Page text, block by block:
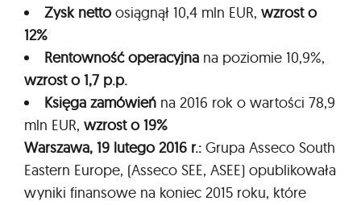
Zysk netto osiągnął 10,4 mln EUR, wzrost o
12%
Rentowność operacyjna na poziomie 10,9%,
wzrost o 1,7 p.p.
Księga zamówień na 2016 rok o wartości 78,9
mln EUR, wzrost o 19%
Warszawa, 19 lutego 2016 r.: Grupa Asseco South
Eastern Europe, (Asseco SEE, ASEE) opublikowała
wyniki finansowe na koniec 2015 roku, które